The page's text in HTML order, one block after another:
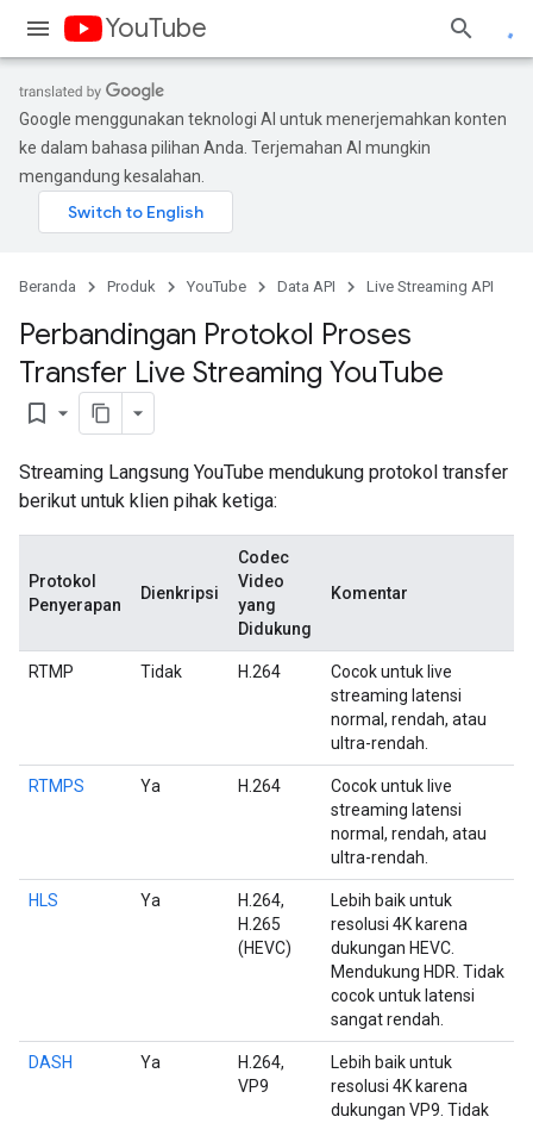
YouTube
Google menggunakan teknologi AI untuk menerjemahkan konten
ke dalam bahasa pilihan Anda. Terjemahan AI mungkin
mengandung kesalahan.
Beranda Produk YouTube Data API Live Streaming API
Perbandingan Protokol Proses
Transfer Live Streaming YouTube
bookmark_border
Streaming Langsung YouTube mendukung protokol transfer
berikut untuk klien pihak ketiga:
Protokol
Penyerapan
Dienkripsi
Codec
Video
yang
Didukung
Komentar
RTMP Tidak H.264
Cocok untuk live
streaming latensi
normal, rendah, atau
ultra-rendah.
RTMPS Ya H.264
Cocok untuk live
streaming latensi
normal, rendah, atau
ultra-rendah.
HLS Ya
H.264,
H.265
(HEVC)
Lebih baik untuk
resolusi 4K karena
dukungan HEVC.
Mendukung HDR. Tidak
cocok untuk latensi
sangat rendah.
DASH Ya
H.264,
VP9
Lebih baik untuk
resolusi 4K karena
dukungan VP9. Tidak